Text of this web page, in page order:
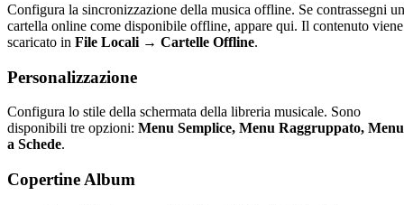
Configura la sincronizzazione della musica offline. Se contrassegni
cartella online come disponibile offline, appare qui. Il contenuto viene
scaricato in File Locali → Cartelle Offline.
Personalizzazione
Configura lo stile della schermata della libreria musicale. Sono
disponibili tre opzioni: Menu Semplice, Menu Raggruppato, Menu
a Schede.
Copertine Album